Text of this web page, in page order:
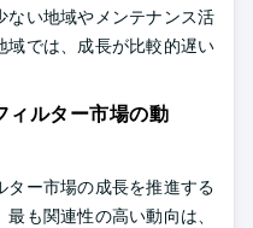
ない地域やメンテナンス活
域では、成長が比較的遅い
ィルター市場の動
ター市場の成長を推進する
も関連性の高い動向は、